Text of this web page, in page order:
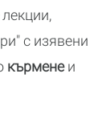
лекции,
с изявени
кърменеи